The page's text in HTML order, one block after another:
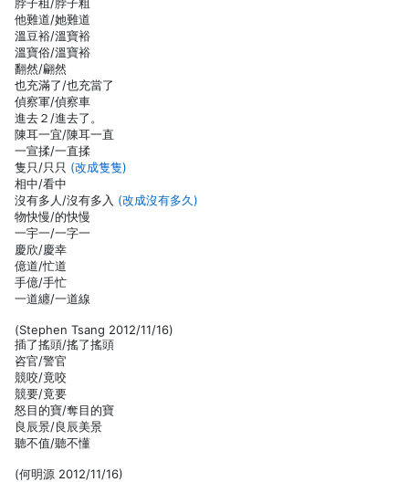
他難道/她難道
溫豆裕/溫寶裕
溫寶俗/溫寶裕
翻然/翩然
也充滿了/也充當了
偵察軍/偵察車
進去２/進去了。
陳耳一宜/陳耳一直
一宣揉/一直揉
隻只/只只 (改成隻隻)
相中/看中
沒有多人/沒有多入 (改成沒有多久)
物快慢/的快慢
一宇一/一字一
慶欣/慶幸
億道/忙道
手億/手忙
一道纏/一道線
(Stephen Tsang 2012/11/16)
插了搖頭/搖了搖頭
咨官/警官
競咬/竟咬
競要/竟要
怒目的寶/奪目的寶
良辰景/良辰美景
聽不值/聽不懂
(何明源 2012/11/16)